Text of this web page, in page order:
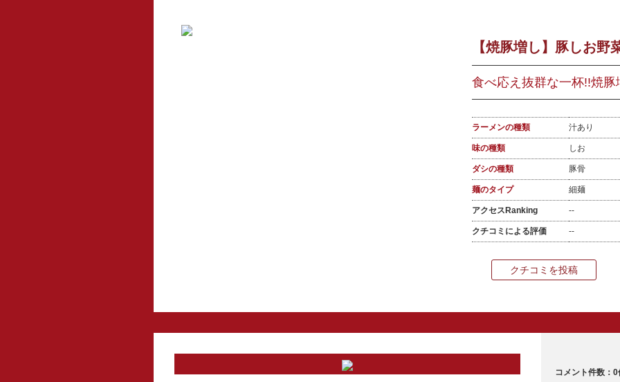
【焼豚増し】豚しお
食べ応え抜群な一杯!!焼豚
ラーメンの種類 汁あり
味の種類 しお
ダシの種類 豚骨
麺のタイプ 細麺
アクセスRanking --
クチコミによる評価 --
クチコミを投稿
コメント件数：0